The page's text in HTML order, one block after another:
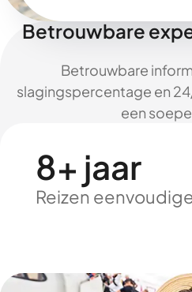
Betrouwbare
Betrouwbare
slagingspercentage en
een
8+ jaar
Reizen